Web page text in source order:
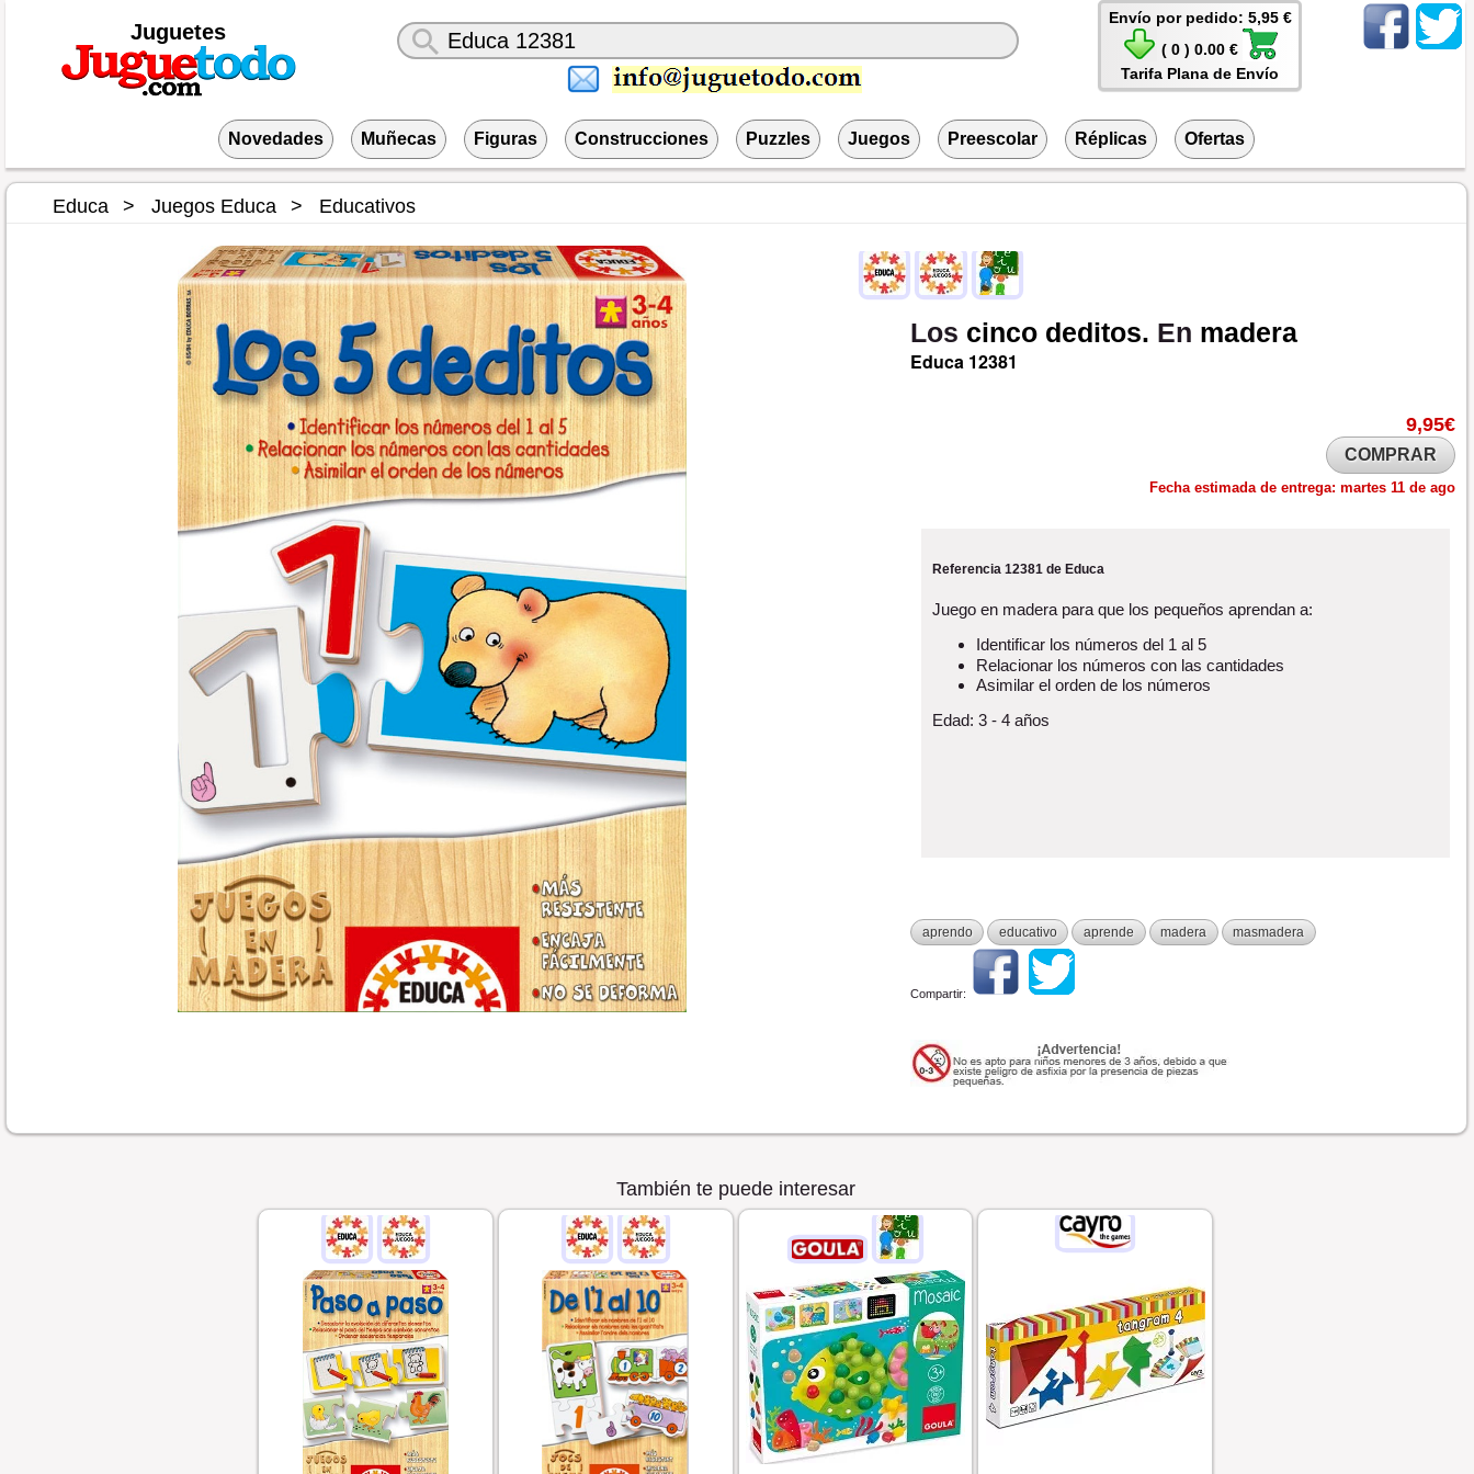
Juguetes
Envío por pedido: 5,95 €
( 0 ) 0.00 €
Tarifa Plana de Envío
Novedades Muñecas Figuras Construcciones Puzzles Juegos Preescolar Réplicas Ofertas
Educa Juegos Educa Educativos
Los cinco deditos. En madera
Educa 12381
9,95€
COMPRAR
Fecha estimada de entrega: martes 11 de ago
Referencia 12381 de Educa
Juego en madera para que los pequeños aprendan a:
Identificar los números del 1 al 5
Relacionar los números con las cantidades
Asimilar el orden de los números
Edad: 3 - 4 años
aprendo educativo aprende madera masmadera
Compartir:
También te puede interesar